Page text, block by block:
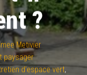
?
Metivier
paysager
d'espace vert,